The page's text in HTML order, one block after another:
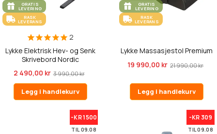
GRATIS
LEVERING
RASK
LEVERANS
2
Lykke Elektrisk Hev- og Senk
Skrivebord Nordic
2 490,00 kr 3 990,00 kr
Legg i handlekurv
GRATIS
LEVERING
RASK
LEVERANS
Lykke Massasjestol Premium
19 990,00 kr 21 990,00 kr
Legg i handlekurv
-KR 1500
TIL 09.08
-KR 309
TIL 09.08